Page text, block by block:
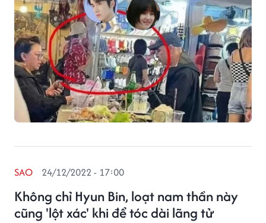
Không chỉ Hyun Bin, loạt nam thần này
cũng 'lột xác' khi để tóc dài lãng tử
SAO 24/12/2022 - 17:00